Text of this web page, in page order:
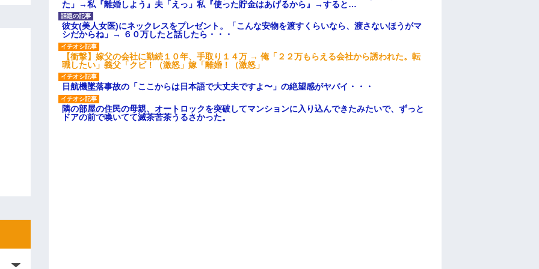
た」→私『離婚しよう』夫「えっ」私『使った貯金はあげるから』→すると…
彼女(美人女医)にネックレスをプレゼント。「こんな安物を渡すくらいなら、渡さないほうがマ
シだからね」→ ６０万したと話したら・・・
【衝撃】嫁父の会社に勤続１０年、手取り１４万 → 俺「２２万もらえる会社から誘われた。転
職したい」義父「クビ！（激怒」嫁「離婚！（激怒」
日航機墜落事故の「ここからは日本語で大丈夫ですよ〜」の絶望感がヤバイ・・・
隣の部屋の住民の母親、オートロックを突破してマンションに入り込んできたみたいで、ずっと
ドアの前で喚いてて滅茶苦茶うるさかった。